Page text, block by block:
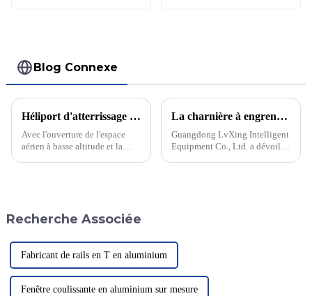
Blog Connexe
Héliport d'atterrissage pour hélicoptères de taille personnalisée
Avec l'ouverture de l'espace
aérien à basse altitude et la
établissements médicaux est
fréquente.
La charnière à engrenage continu révolutionnaire transforme la conception des portes
Guangdong LvXing Intelligent
Equipment Co., Ltd. a dévoilé
Recherche Associée
Fabricant de rails en T en aluminium
Fenêtre coulissante en aluminium sur mesure